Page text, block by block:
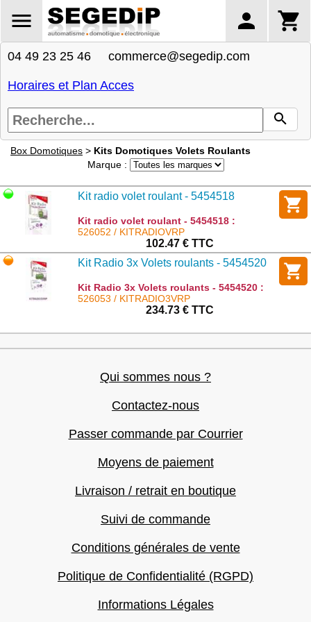
04 49 23 25 46 commerce@segedip.com
Horaires et Plan Acces
Box Domotiques > Kits Domotiques Volets Roulants
Marque :
Kit radio volet roulant - 5454518
Kit radio volet roulant - 5454518 :
KITRADIOVRP
526052 / KITRADIOVRP
102.47 € TTC
Kit Radio 3x Volets roulants - 5454520
Kit Radio 3x Volets roulants - 5454520 :
KITRADIO3VRP
526053 / KITRADIO3VRP
234.73 € TTC
Qui sommes nous ?
Contactez-nous
Passer commande par Courrier
Moyens de paiement
Livraison / retrait en boutique
Suivi de commande
Conditions générales de vente
Politique de Confidentialité (RGPD)
Informations Légales